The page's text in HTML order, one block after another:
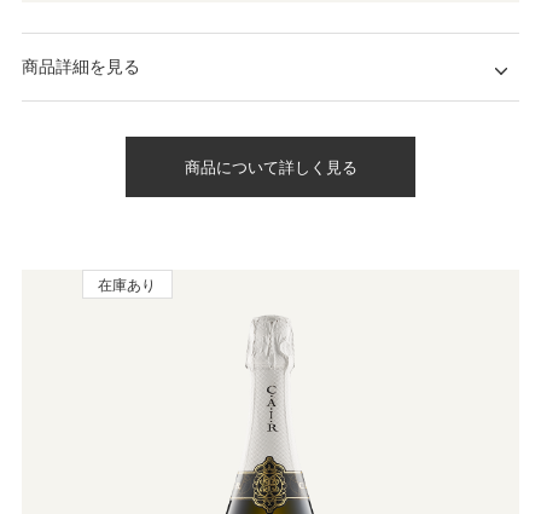
商品詳細を見る
商品について詳しく見る
在庫あり